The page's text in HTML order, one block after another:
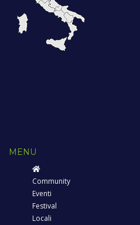
MENU
Community
Eventi
Festival
Locali